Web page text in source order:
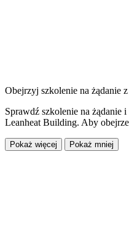
Obejrzyj szkolenie na żądanie
Sprawdź szkolenie na żądanie
Leanheat Building. Aby
Pokaż więcej Pokaż mniej